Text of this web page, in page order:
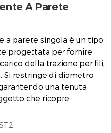
A Parete
a parete singola è un tipo
progettata per fornire
della trazione per fili,
Si restringe di diametro
una tenuta
che ricopre.